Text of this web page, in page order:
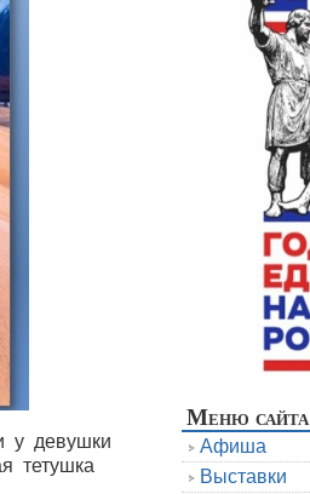
у девушки
тетушка
Меню сайта
Афиша
Выставки